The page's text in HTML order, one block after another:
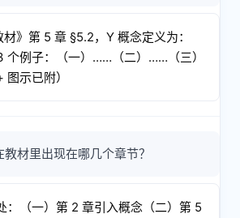
》第 5 章 §5.2，Y 概念定义为：
例子：（一）……（二）……（三）
示已附）
教材里出现在哪几个章节？
：（一）第 2 章引入概念（二）第 5